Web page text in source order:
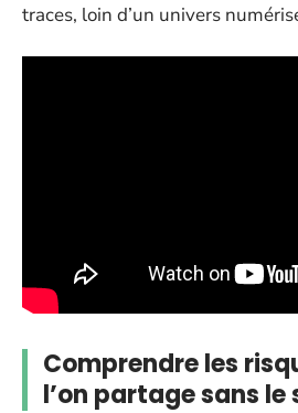
traces, loin d’un univers
Comprendre les
l’on partage sans le